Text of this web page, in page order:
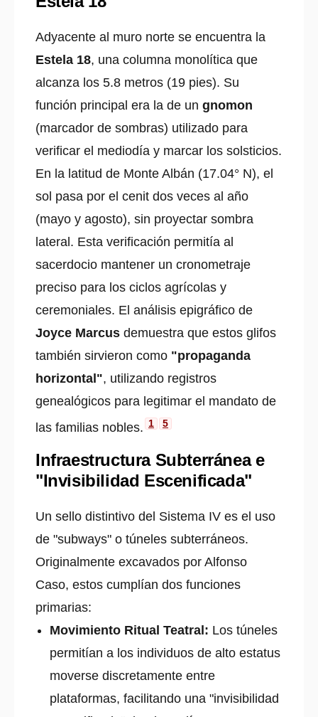
Adyacente al muro norte se encuentra la
Estela 18, una columna monolítica que
alcanza los 5.8 metros (19 pies). Su
función principal era la de un gnomon
(marcador de sombras) utilizado para
verificar el mediodía y marcar los solsticios.
En la latitud de Monte Albán (17.04° N), el
sol pasa por el cenit dos veces al año
(mayo y agosto), sin proyectar sombra
lateral. Esta verificación permitía al
sacerdocio mantener un cronometraje
preciso para los ciclos agrícolas y
ceremoniales. El análisis epigráfico de
Joyce Marcus demuestra que estos glifos
también sirvieron como "propaganda
horizontal", utilizando registros
genealógicos para legitimar el mandato de
las familias nobles. 1 5
Infraestructura Subterránea e
"Invisibilidad Escenificada"
Un sello distintivo del Sistema IV es el uso
de "subways" o túneles subterráneos.
Originalmente excavados por Alfonso
Caso, estos cumplían dos funciones
primarias:
Movimiento Ritual Teatral: Los túneles
permitían a los individuos de alto estatus
moverse discretamente entre
plataformas, facilitando una "invisibilidad